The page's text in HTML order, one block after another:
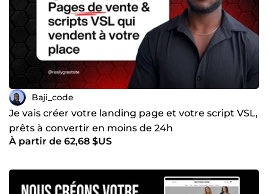
Baji_code
Je vais créer votre landing page et votre script VSL,
prêts à convertir en moins de 24h
À partir de 62,68 $US